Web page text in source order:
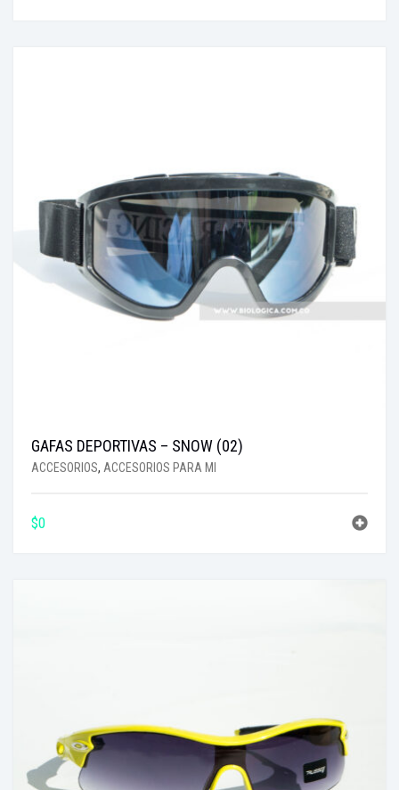
GAFAS DEPORTIVAS – SNOW (02)
ACCESORIOS, ACCESORIOS PARA MI
$0